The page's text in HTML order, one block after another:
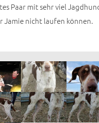
Paar mit sehr viel
Jamie nicht laufen können.